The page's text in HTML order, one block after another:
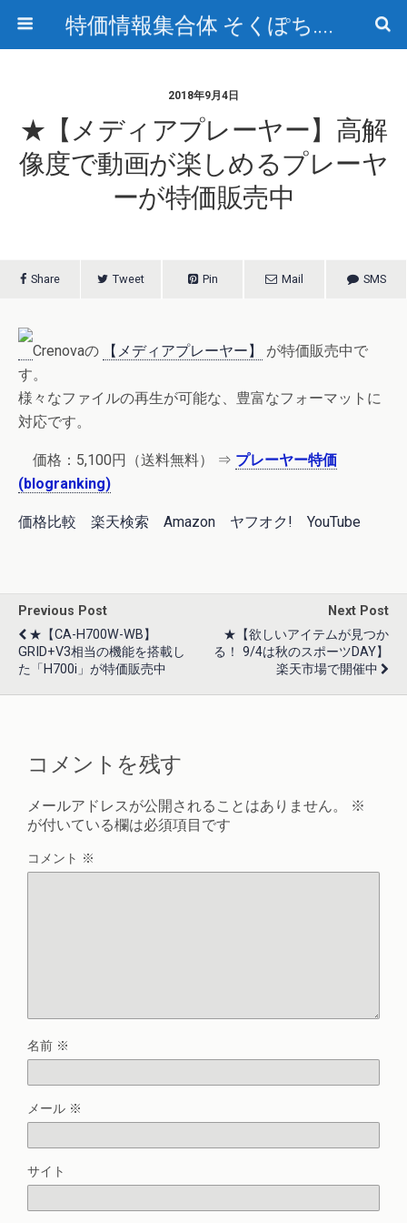
特価情報集合体 そくぽち.com
2018年9月4日
★【メディアプレーヤー】高解
像度で動画が楽しめるプレーヤ
ーが特価販売中
Share Tweet Pin Mail SMS
Crenovaの 【メディアプレーヤー】
が特価販売中で
す。
様々なファイルの再生が可能な、豊富なフォーマットに
対応です。
価格： 5,100円 （送料無料） ⇒ プレーヤー特価
(blogranking)
価格比較 楽天検索 Amazon ヤフオク! YouTube
Previous Post
★【CA-H700W-WB】
GRID+V3相当の機能を搭載し
た「H700i」が特価販売中
Next Post
★【欲しいアイテムが見つか
る！ 9/4は秋のスポーツDAY】
楽天市場で開催中
コメントを残す
メールアドレスが公開されることはありません。
※
が付いている欄は必須項目です
コメント ※
名前 ※
メール ※
サイト